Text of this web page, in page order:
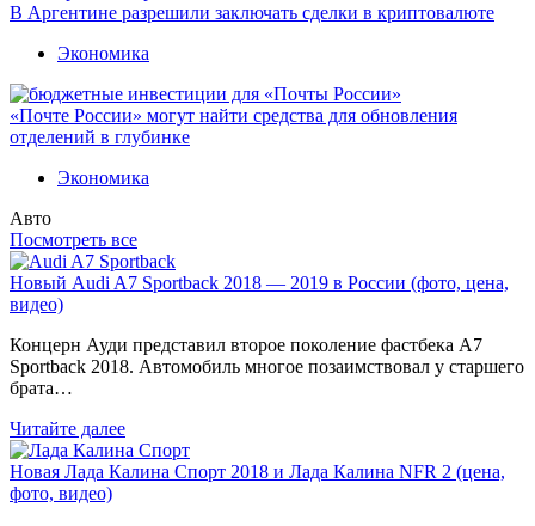
В Аргентине разрешили заключать сделки в криптовалюте
Экономика
«Почте России» могут найти средства для обновления
отделений в глубинке
Экономика
Авто
Посмотреть все
Новый Audi A7 Sportback 2018 — 2019 в России (фото, цена,
видео)
Концерн Ауди представил второе поколение фастбека A7
Sportback 2018. Автомобиль многое позаимствовал у старшего
брата…
Читайте далее
Новая Лада Калина Спорт 2018 и Лада Калина NFR 2 (цена,
фото, видео)